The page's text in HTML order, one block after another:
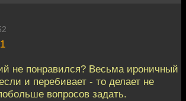
не понравился? Весьма ироничный
и перебивает - то делает не
вопросов задать.